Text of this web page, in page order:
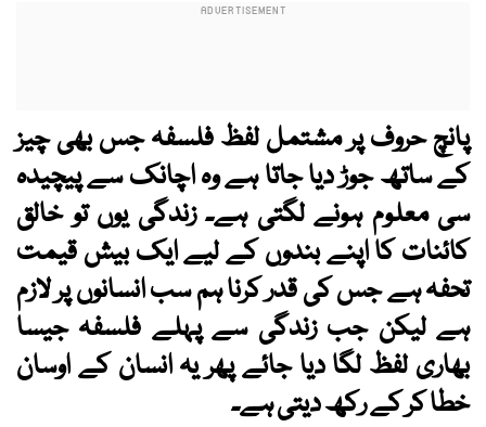
پانچ حروف پر مشتمل لفظ فلسفہ جس بھی چیز
کے ساتھ جوڑ دیا جاتا ہے وہ اچانک سے پیچیدہ
سی معلوم ہونے لگتی ہے۔ زندگی یوں تو خالق
کائنات کا اپنے بندوں کے لیے ایک بیش قیمت
تحفہ ہے جس کی قدر کرنا ہم سب انسانوں پر لازم
ہے لیکن جب زندگی سے پہلے فلسفہ جیسا
بھاری لفظ لگا دیا جائے پھر یہ انسان کے اوسان
خطا کر کے رکھ دیتی ہے۔